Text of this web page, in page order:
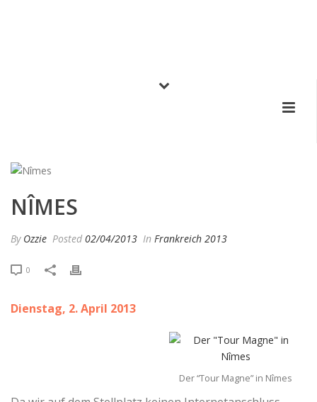
NÎMES
By Ozzie Posted 02/04/2013 In Frankreich 2013
0
Dienstag, 2. April 2013
Der “Tour Magne” in Nîmes